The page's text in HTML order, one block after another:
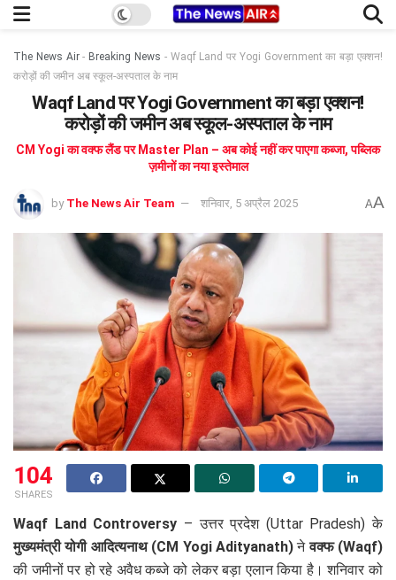
The News Air- Breaking News - Waqf Land पर Yogi Government का बड़ा एक्शन!
करोड़ों की जमीन अब स्कूल-अस्पताल के नाम
Waqf Land पर Yogi Government का बड़ा एक्शन!
करोड़ों की जमीन अब स्कूल-अस्पताल के नाम
CM Yogi का वक्फ लैंड पर Master Plan – अब कोई नहीं कर पाएगा कब्जा, पब्लिक
ज़मीनों का नया इस्तेमाल
by The News Air Team शनिवार, 5 अप्रैल 2025 AA
104
SHARES
Waqf Land Controversy – उत्तर प्रदेश (Uttar Pradesh) के
मुख्यमंत्री योगी आदित्यनाथ (CM Yogi Adityanath)नेवक्फ (Waqf)
की जमीनों पर हो रहे अवैध कब्जे को लेकर बड़ा एलान किया है। शनिवार को